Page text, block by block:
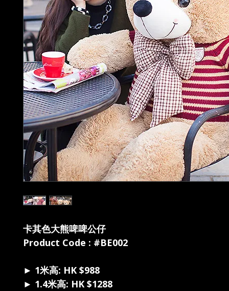
卡其色大熊啤啤公仔
Product Code : #BE002
► 1米高: HK $988
► 1.4米高: HK $1288